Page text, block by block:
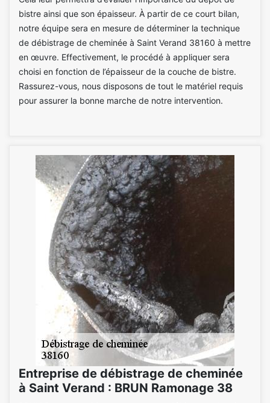
bistre ainsi que son épaisseur. À partir de ce court bilan,
notre équipe sera en mesure de déterminer la technique
de débistrage de cheminée à Saint Verand 38160 à mettre
en œuvre. Effectivement, le procédé à appliquer sera
choisi en fonction de l’épaisseur de la couche de bistre.
Rassurez-vous, nous disposons de tout le matériel requis
pour assurer la bonne marche de notre intervention.
Entreprise de débistrage de cheminée
à Saint Verand : BRUN Ramonage 38